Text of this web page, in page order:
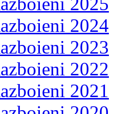
2024
2023
2022
2021